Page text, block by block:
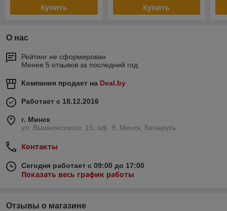
Купить Купить
О нас
Рейтинг не сформирован
Менее 5 отзывов за последний год
Компания продает на Deal.by
Работает с 18.12.2016
г. Минск
ул. Вышелесского, 15, оф. 9, Минск, Беларусь
Контакты
Сегодня работает с 09:00 до 17:00
Показать весь график работы
Отзывы о магазине